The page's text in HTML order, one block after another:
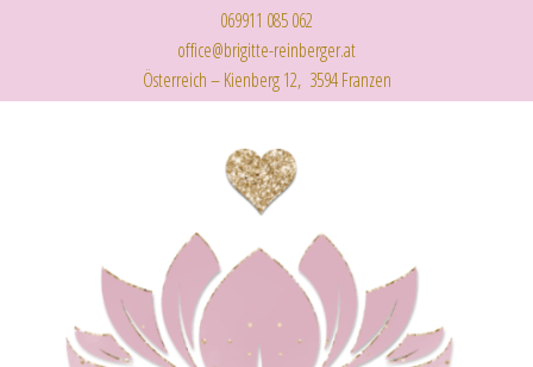
069911 085 062
office@brigitte-reinberger.at
Österreich – Kienberg 12, 3594 Franzen